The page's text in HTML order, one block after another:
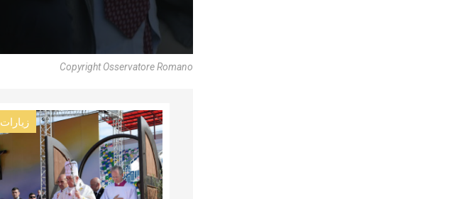
Copyright Osservatore Romano
زيارات